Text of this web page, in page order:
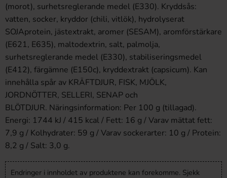
(morot), surhetsreglerande medel (E330). Kryddsås:
vatten, socker, kryddor (chili, vitlök), hydrolyserat
SOJAprotein, jästextrakt, aromer (SESAM), aromförstärkare
(E621, E635), maltodextrin, salt, palmolja,
surhetsreglerande medel (E330), stabiliseringsmedel
(E412), färgämne (E150c), kryddextrakt (capsicum). Kan
innehålla spår av KRÄFTDJUR, FISK, MJÖLK,
JORDNÖTTER, SELLERI, SENAP och
BLÖTDJUR. Näringsinformation: Per 100 g (tillagad).
Energi: 1744 kJ / 415 kcal / Fett: 16 g / Varav mättat fett:
7,9 g / Kolhydrater: 59 g / Varav sockerarter: 10 g / Protein:
8,2 g / Salt: 3,0 g.
Endringer i innholdet av produktene kan forekomme. Sjekk